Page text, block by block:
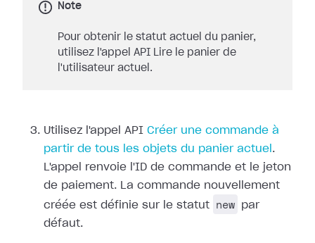
Note
Pour obtenir le statut actuel du panier,
utilisez l'appel API Lire le panier de
l'utilisateur actuel.
Utilisez l'appel API Créer une commande à
partir de tous les objets du panier actuel .
L'appel renvoie l'ID de commande et le jeton
de paiement. La commande nouvellement
créée est définie sur le statut
new
par
défaut.